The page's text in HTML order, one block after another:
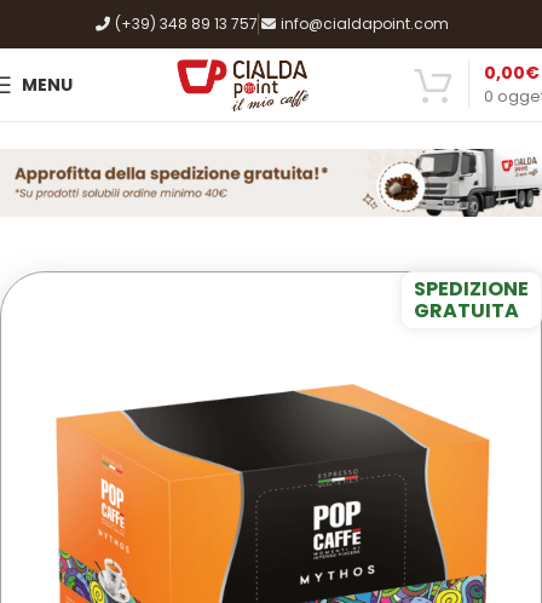
(+39) 348 89 13 757 info@cialdapoint.com
MENU 0
0,00€
Home
Caffè, Cialde e Capsule
SPEDIZIONE
GRATUITA